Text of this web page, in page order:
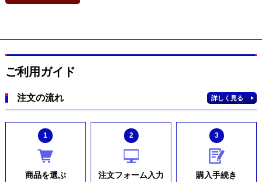
ご利用ガイド
注文の流れ 詳しく見る
1
商品を選ぶ
2
注文フォーム入力
3
購入手続き